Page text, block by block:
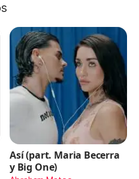
Así (part. Maria Becerra
y Big One)